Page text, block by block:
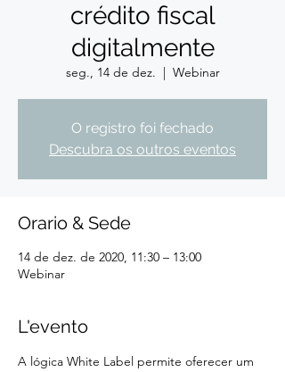
crédito fiscal
digitalmente
seg., 14 de dez.
  |
Webinar
O registro foi fechado
Descubra os outros eventos
Orario & Sede
14 de dez. de 2020, 11:30 – 13:00
Webinar
L'evento
A lógica White Label permite oferecer um